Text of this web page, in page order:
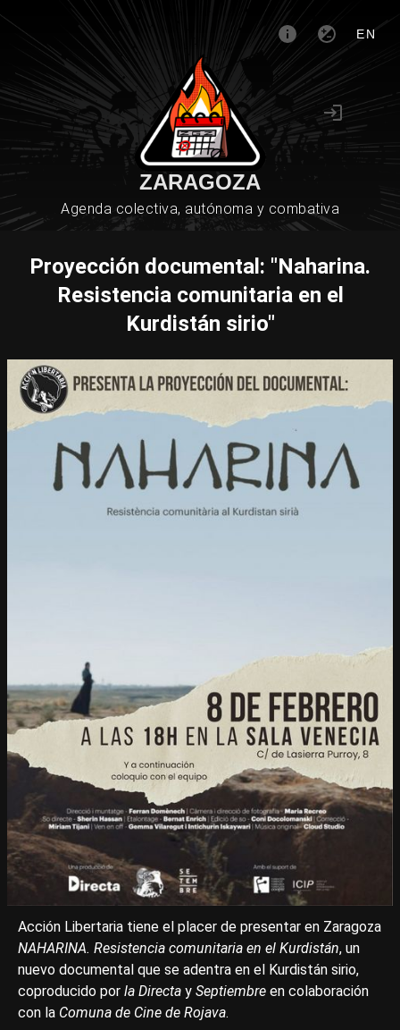
EN
ZARAGOZA
Agenda colectiva, autónoma y combativa
Proyección documental: "Naharina.
Resistencia comunitaria en el
Kurdistán sirio"
Acción Libertaria tiene el placer de presentar en Zaragoza
NAHARINA. Resistencia comunitaria en el Kurdistán, un
nuevo documental que se adentra en el Kurdistán sirio,
coproducido por la Directa y Septiembre en colaboración
con la Comuna de Cine de Rojava.